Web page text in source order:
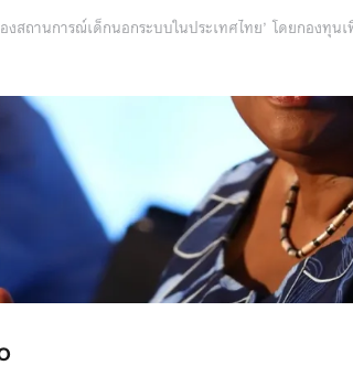
สถานการณ์เด็กนอกระบบในประเทศไทย’ โดยกองทุ